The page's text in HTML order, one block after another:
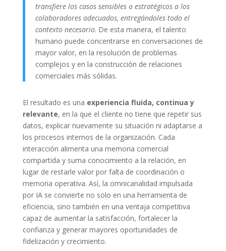
transfiere los casos sensibles o estratégicos a los
colaboradores adecuados, entregándoles todo el
contexto necesario. De esta manera, el talento
humano puede concentrarse en conversaciones de
mayor valor, en la resolución de problemas
complejos y en la construcción de relaciones
comerciales más sólidas.
El resultado es una experiencia fluida, continua y
relevante, en la que el cliente no tiene que repetir sus
datos, explicar nuevamente su situación ni adaptarse a
los procesos internos de la organización. Cada
interacción alimenta una memoria comercial
compartida y suma conocimiento a la relación, en
lugar de restarle valor por falta de coordinación o
memoria operativa. Así, la omnicanalidad impulsada
por IA se convierte no solo en una herramienta de
eficiencia, sino también en una ventaja competitiva
capaz de aumentar la satisfacción, fortalecer la
confianza y generar mayores oportunidades de
fidelización y crecimiento.